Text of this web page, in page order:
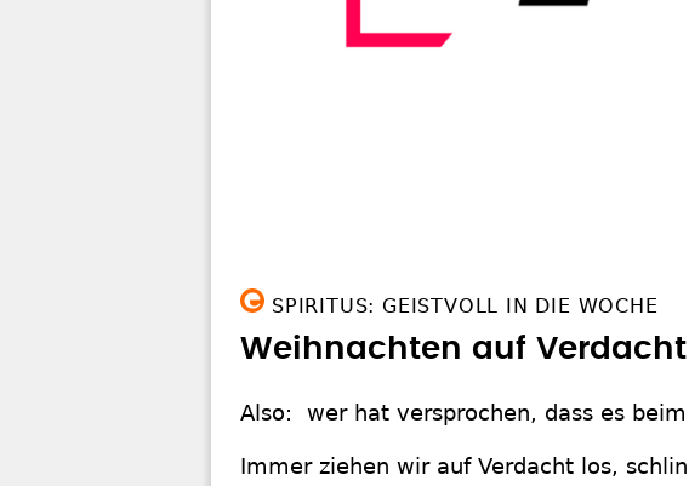
SPIRITUS: GEISTVOLL IN DIE WOCHE
Weihnachten auf Verdacht
Also: wer hat versprochen, dass es
Immer ziehen wir auf Verdacht los,